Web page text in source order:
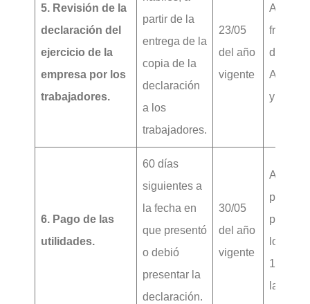
5. Revisión de la
declaración del
ejercicio de la
empresa por los
trabajadores.
partir de la
entrega de la
copia de la
declaración
a los
trabajadores.
23/05
del año
vigente
Artículo
fracción
de los
y 122
6. Pago de las
utilidades.
60 días
siguientes a
la fecha en
que presentó
o debió
presentar la
declaración.
30/05
del año
vigente
primer
los
121 y
la LFT.